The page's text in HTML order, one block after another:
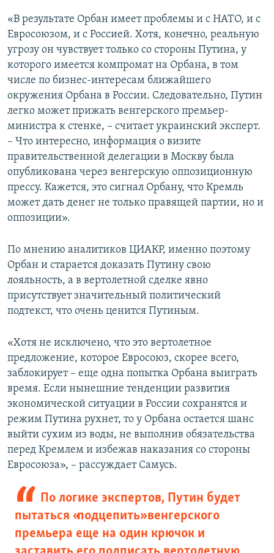
«В результате Орбан имеет проблемы и с НАТО, и с
Евросоюзом, и с Россией. Хотя, конечно, реальную
угрозу он чувствует только со стороны Путина, у
которого имеется компромат на Орбана, в том
числе по бизнес-интересам ближайшего
окружения Орбана в России. Следовательно, Путин
легко может прижать венгерского премьер-
министра к стенке, – считает украинский эксперт.
– Что интересно, информация о визите
правительственной делегации в Москву была
опубликована через венгерскую оппозиционную
прессу. Кажется, это сигнал Орбану, что Кремль
может дать денег не только правящей партии, но и
оппозиции».
По мнению аналитиков ЦИАКР, именно поэтому
Орбан и старается доказать Путину свою
лояльность, а в вертолетной сделке явно
присутствует значительный политический
подтекст, что очень ценится Путиным.
«Хотя не исключено, что это вертолетное
предложение, которое Евросоюз, скорее всего,
заблокирует – еще одна попытка Орбана выиграть
время. Если нынешние тенденции развития
экономической ситуации в России сохранятся и
режим Путина рухнет, то у Орбана остается шанс
выйти сухим из воды, не выполнив обязательства
перед Кремлем и избежав наказания со стороны
Евросоюза», – рассуждает Самусь.
По логике экспертов, Путин будет
пытаться «подцепить» венгерского
премьера еще на один крючок и